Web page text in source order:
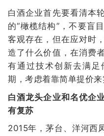
白酒企业首先要看清本
的“橄榄结构”，不要盲
客观存在，但在应对时
造了什么价值，在消费
有通过技术创新去满
期，考虑着靠简单提价来
白酒龙头企业和名优企
有复苏
2015年，茅台、洋河西